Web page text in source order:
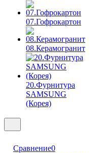
07.Гофрокартон
08.Керамогранит
20.Фурнитура
SAMSUNG
(Корея)
Сравнение0